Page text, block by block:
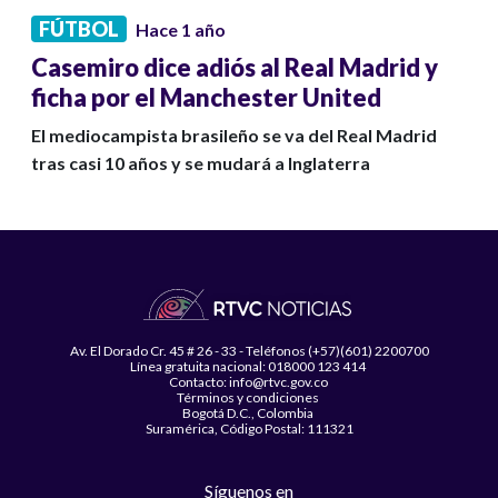
FÚTBOL Hace 1 año
Casemiro dice adiós al Real Madrid y
ficha por el Manchester United
El mediocampista brasileño se va del Real Madrid
tras casi 10 años y se mudará a Inglaterra
Av. El Dorado Cr. 45 # 26 - 33 - Teléfonos (+57)(601) 2200700
Línea gratuita nacional: 018000 123 414
Contacto: info@rtvc.gov.co
Términos y condiciones
Bogotá D.C., Colombia
Suramérica, Código Postal: 111321
Síguenos en